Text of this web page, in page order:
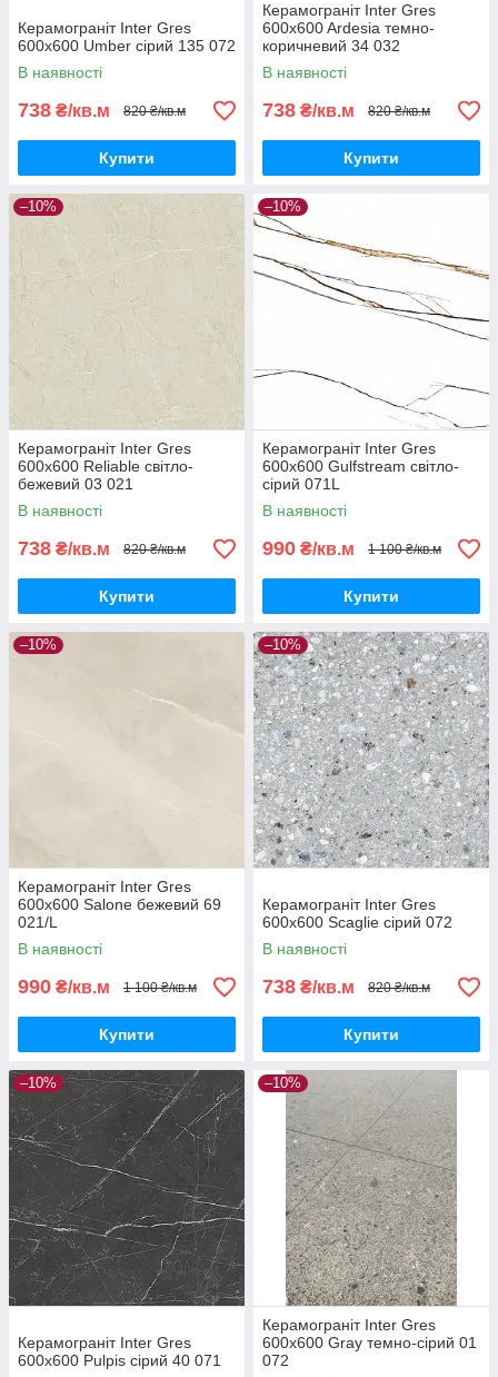
Керамограніт Inter Gres
600x600 Umber сірий 135 072
В наявності
738 ₴/кв.м 820 ₴/кв.м
Купити
Керамограніт Inter Gres
600x600 Ardesia темно-
коричневий 34 032
В наявності
738 ₴/кв.м 820 ₴/кв.м
Купити
–10%
Керамограніт Inter Gres
600x600 Reliable світло-
бежевий 03 021
В наявності
738 ₴/кв.м 820 ₴/кв.м
Купити
–10%
Керамограніт Inter Gres
600x600 Gulfstream світло-
сірий 071L
В наявності
990 ₴/кв.м 1 100 ₴/кв.м
Купити
–10%
Керамограніт Inter Gres
600x600 Salone бежевий 69
021/L
В наявності
990 ₴/кв.м 1 100 ₴/кв.м
Купити
–10%
Керамограніт Inter Gres
600x600 Scaglie сірий 072
В наявності
738 ₴/кв.м 820 ₴/кв.м
Купити
–10%
Керамограніт Inter Gres
600x600 Pulpis сірий 40 071
–10%
Керамограніт Inter Gres
600x600 Gray темно-сірий 01
072